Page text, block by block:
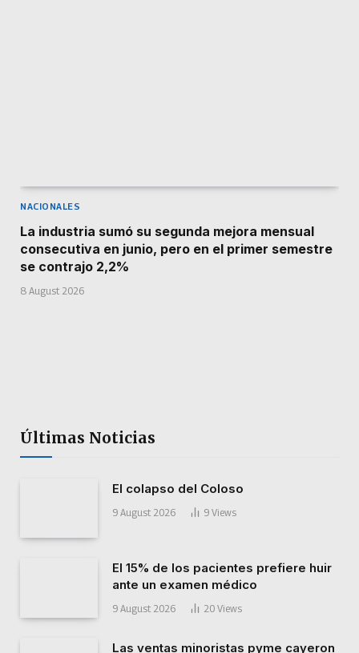
NACIONALES
La industria sumó su segunda mejora mensual
consecutiva en junio, pero en el primer semestre
se contrajo 2,2%
8 August 2026
Últimas Noticias
El colapso del Coloso
9 August 2026 9 Views
El 15% de los pacientes prefiere huir
ante un examen médico
9 August 2026 20 Views
Las ventas minoristas pyme cayeron